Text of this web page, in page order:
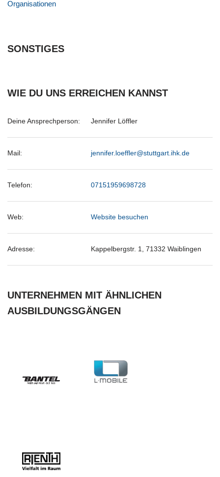
Organisationen
SONSTIGES
WIE DU UNS ERREICHEN KANNST
Deine Ansprechperson: Jennifer Löffler
Mail: jennifer.loeffler@stuttgart.ihk.de
Telefon: 07151959698728
Web: Website besuchen
Adresse: Kappelbergstr. 1, 71332 Waiblingen
UNTERNEHMEN MIT ÄHNLICHEN
AUSBILDUNGSGÄNGEN